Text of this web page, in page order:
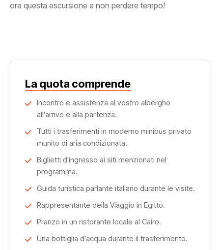
ora questa escursione e non perdere tempo!
La quota comprende
Incontro e assistenza al vostro albergho
all'arrivo e alla partenza.
Tutti i trasferimenti in moderno minibus privato
munito di aria condizionata.
Biglietti d'ingresso ai siti menzionati nel
programma.
Guida turistica parlante italiano durante le visite.
Rappresentante della Viaggio in Egitto.
Pranzo in un ristorante locale al Cairo.
Una bottiglia d'acqua durante il trasferimento.